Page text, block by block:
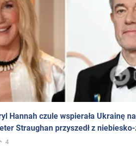
Hannah czule wspierała Ukrainę
Straughan przyszedł z
4